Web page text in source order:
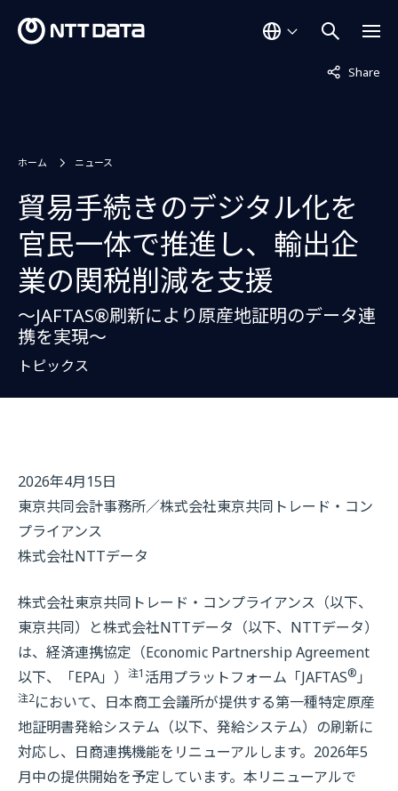
Share
非表示中
ホーム ニュース
貿易手続きのデジタル化を
官民一体で推進し、輸出企
業の関税削減を支援
～JAFTAS®刷新により原産地証明のデータ連
携を実現～
トピックス
2026年4月15日
東京共同会計事務所／株式会社東京共同トレード・コン
プライアンス
株式会社NTTデータ
株式会社東京共同トレード・コンプライアンス（以下、
東京共同）と株式会社NTTデータ（以下、NTTデータ）
は、経済連携協定（Economic Partnership Agreement
以下、「EPA」）
注1 活用プラットフォーム「JAFTAS® 」
注2において、日本商工会議所が提供する第一種特定原産
地証明書発給システム（以下、発給システム）の刷新に
対応し、日商連携機能をリニューアルします。2026年5
月中の提供開始を予定しています。本リニューアルで